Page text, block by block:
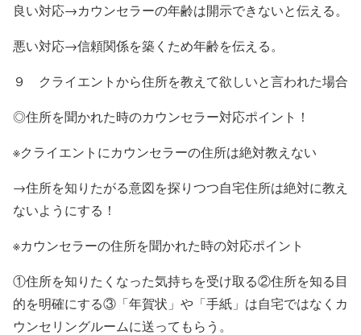
良い対応→カウンセラーの年齢は開示できないと伝える。
悪い対応→信頼関係を築くため年齢を伝える。
９ クライエントから住所を教えて欲しいと言われた場合
◎住所を聞かれた時のカウンセラー対応ポイント！
※クライエントにカウンセラーの住所は絶対教えない
→住所を知りたがる意図を探りつつ自宅住所は絶対に教え
ないようにする！
※カウンセラーの住所を聞かれた時の対応ポイント
①住所を知りたくなった気持ちを受け取る②住所を知る目
的を明確にする③「年賀状」や「手紙」は自宅ではなくカ
ウンセリングルームに送ってもらう。